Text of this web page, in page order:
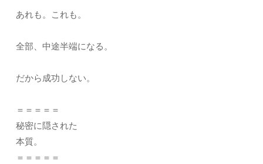
あれも。これも。
全部、中途半端になる。
だから成功しない。
＝＝＝＝＝
秘密に隠された
本質。
＝＝＝＝＝